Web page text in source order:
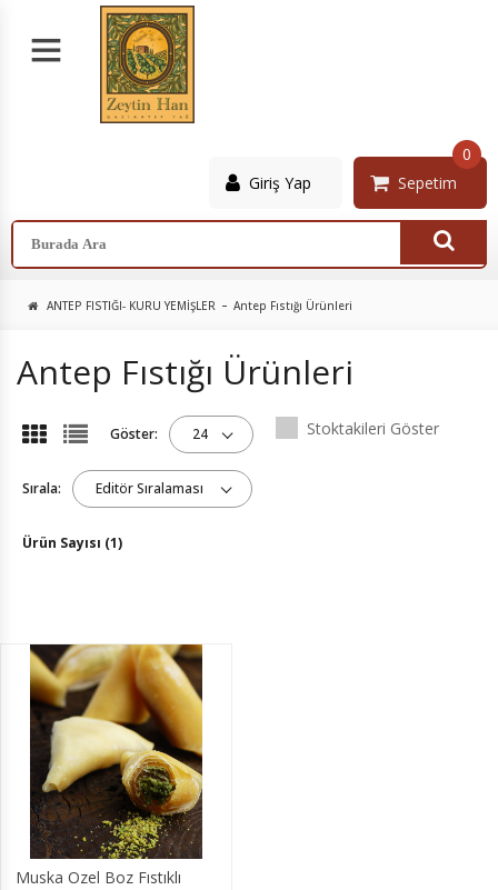
Giriş Yap Sepetim
0
ANTEP FISTIĞI- KURU YEMIŞLER Antep Fıstığı Ürünleri
Antep Fıstığı Ürünleri
Göster: 24
Sırala: Editör Sıralaması
Stoktakileri Göster
Ürün Sayısı (1)
Muska Özel Boz Fıstıklı